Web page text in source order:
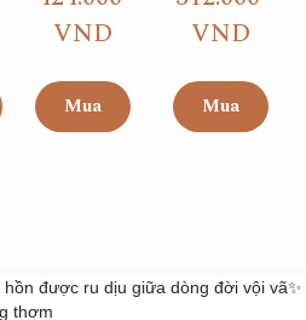
VND
Mua
VND
Mua
được ru dịu giữa dòng đời vội vã✨
thơm